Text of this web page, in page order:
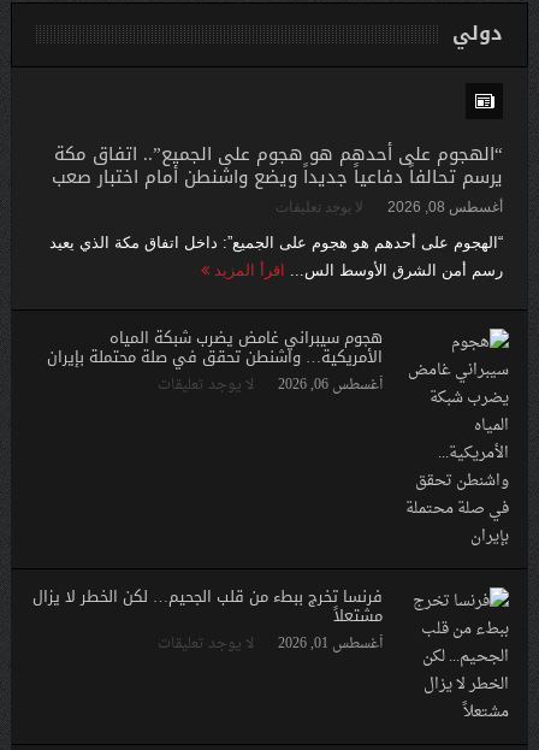
دولي
“الهجوم على أحدهم هو هجوم على الجميع”.. اتفاق مكة
يرسم تحالفاً دفاعياً جديداً ويضع واشنطن أمام اختبار صعب
أغسطس 08, 2026 لا يوجد تعليقات
“الهجوم على أحدهم هو هجوم على الجميع”: داخل اتفاق مكة الذي يعيد
رسم أمن الشرق الأوسط الس... اقرأ المزيد
هجوم سيبراني غامض يضرب شبكة المياه
الأمريكية… واشنطن تحقق في صلة محتملة بإيران
أغسطس 06, 2026 لا يوجد تعليقات
فرنسا تخرج ببطء من قلب الجحيم… لكن الخطر لا يزال
مشتعلاً
أغسطس 01, 2026 لا يوجد تعليقات